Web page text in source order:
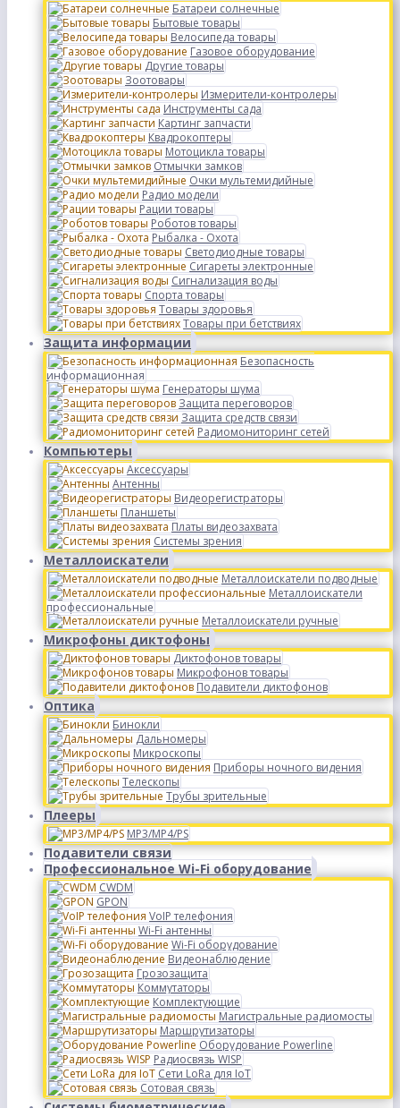
Батареи солнечные
Бытовые товары
Велосипеда товары
Газовое оборудование
Другие товары
Зоотовары
Измерители-контролеры
Инструменты сада
Картинг запчасти
Квадрокоптеры
Мотоцикла товары
Отмычки замков
Очки мультемидийные
Радио модели
Рации товары
Роботов товары
Рыбалка - Охота
Светодиодные товары
Сигареты электронные
Сигнализация воды
Спорта товары
Товары здоровья
Товары при бетствиях
Защита информации
Безопасность
информационная
Генераторы шума
Защита переговоров
Защита средств связи
Радиомониторинг сетей
Компьютеры
Аксессуары
Антенны
Видеорегистраторы
Планшеты
Платы видеозахвата
Системы зрения
Металлоискатели
Металлоискатели подводные
Металлоискатели
профессиональные
Металлоискатели ручные
Микрофоны диктофоны
Диктофонов товары
Микрофонов товары
Подавители диктофонов
Оптика
Бинокли
Дальномеры
Микроскопы
Приборы ночного видения
Телескопы
Трубы зрительные
Плееры
MP3/MP4/PS
Подавители связи
Профессиональное Wi-Fi оборудование
CWDM
GPON
VoIP телефония
Wi-Fi антенны
Wi-Fi оборудование
Видеонаблюдение
Грозозащита
Коммутаторы
Комплектующие
Магистральные радиомосты
Маршрутизаторы
Оборудование Powerline
Радиосвязь WISP
Сети LoRa для IoT
Сотовая связь